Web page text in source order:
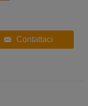
Contattaci